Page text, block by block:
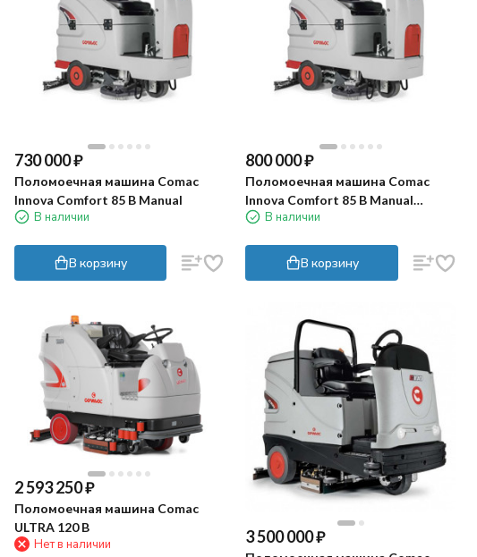
730 000₽
Поломоечная машина Comac
Innova Comfort 85 B Manual
В наличии
В корзину
800 000₽
Поломоечная машина Comac
Innova Comfort 85 B Manual
(200Ач, Li)
В наличии
В корзину
2 593 250₽
Поломоечная машина Comac
ULTRA 120 B
Нет в наличии 3 500 000₽